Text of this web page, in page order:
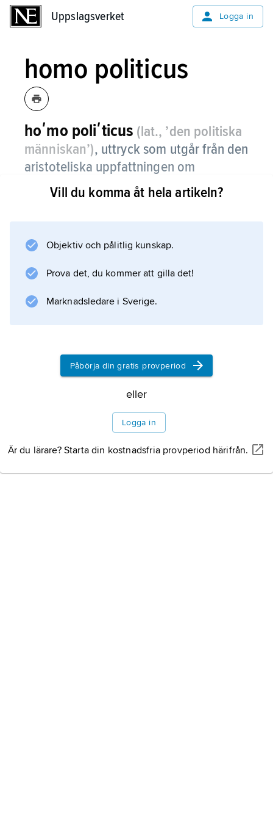
Uppslagsverket Logga in
homo politicus
hoʹmo poliʹticus (lat., ’den politiska
människan’), uttryck som utgår från den
aristoteliska uppfattningen om
människan som en samhällsvarelse eller
som ett ”politiskt djur”, som endast kan
samhälle.
Vill du komma åt hela artikeln?
Objektiv och pålitlig kunskap.
Prova det, du kommer att gilla det!
Marknadsledare i Sverige.
Påbörja din gratis provperiod
eller
Logga in
Är du lärare? Starta din kostnadsfria provperiod härifrån.